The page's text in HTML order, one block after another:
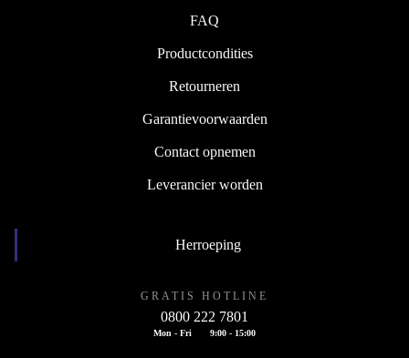
FAQ
Productcondities
Retourneren
Garantievoorwaarden
Contact opnemen
Leverancier worden
Herroeping
GRATIS HOTLINE
0800 222 7801
Mon - Fri 9:00 - 15:00